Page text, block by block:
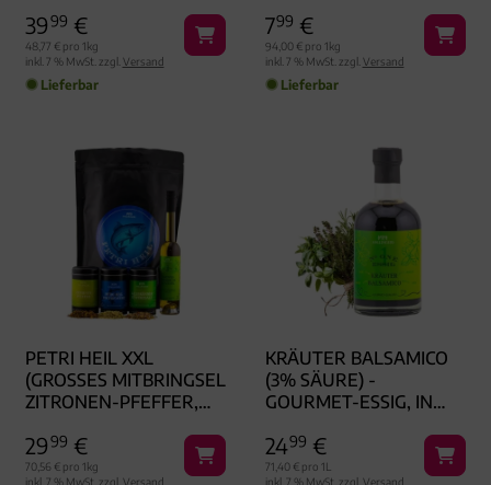
3999 €
48,77 € pro 1kg
inkl. 7 % MwSt. zzgl. Versand
Lieferbar
ZUM KOCHEN
GESCHENKDOSE
799 €
94,00 € pro 1kg
inkl. 7 % MwSt. zzgl. Versand
Lieferbar
PETRI HEIL XXL
(GROSSES MITBRINGSEL Z
ITRONEN-PFEFFER, F
ASILIKUM-OLIVENÖL) -
FEINKOST-SET, XXL-W
2999 €
70,56 € pro 1kg
inkl. 7 % MwSt. zzgl. Versand
KRÄUTER BALSAMICO
(3% SÄURE) -
GOURMET-ESSIG, IN
2499 €
71,40 € pro 1L
inkl. 7 % MwSt. zzgl. Versand